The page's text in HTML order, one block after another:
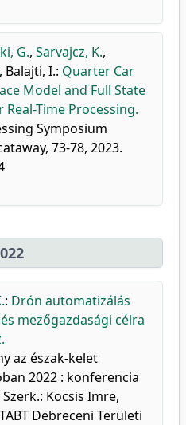
G., Sarvajcz, K.,
, Balajti, I.: Quarter Car
Model and Full State
Time Processing.
Symposium
73-78, 2023.
: Drón automatizálás
mezőgazdasági célra
az észak-kelet
2022 : konferencia
Kocsis Imre,
Debreceni Területi